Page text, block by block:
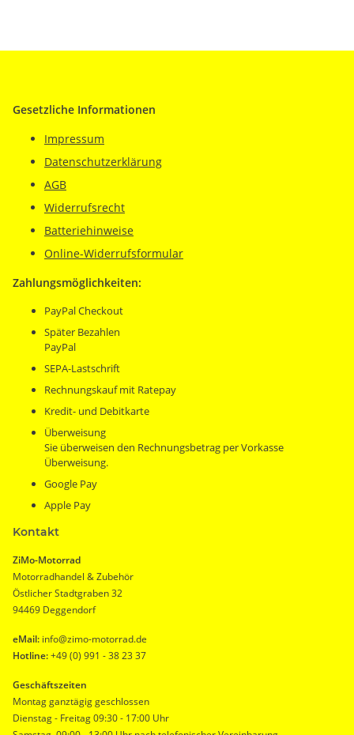
Gesetzliche Informationen
Impressum
Datenschutzerklärung
AGB
Widerrufsrecht
Batteriehinweise
Online-Widerrufsformular
Zahlungsmöglichkeiten:
PayPal Checkout
Später Bezahlen
PayPal
SEPA-Lastschrift
Rechnungskauf mit Ratepay
Kredit- und Debitkarte
Überweisung
Sie überweisen den Rechnungsbetrag per Vorkasse
Überweisung.
Google Pay
Apple Pay
Kontakt
ZiMo-Motorrad
Motorradhandel & Zubehör
Östlicher Stadtgraben 32
94469 Deggendorf
eMail: info@zimo-motorrad.de
Hotline:+49 (0) 991 - 38 23 37
Geschäftszeiten
Montag ganztägig geschlossen
Dienstag - Freitag 09:30 - 17:00 Uhr